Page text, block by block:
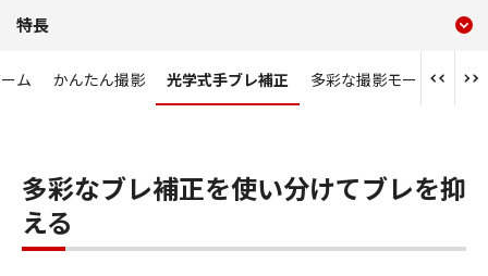
特長
ム かんたん撮影 光学式手ブレ補正 多彩な撮影モード Wi-
多彩なブレ補正を使い分けてブレを抑
える